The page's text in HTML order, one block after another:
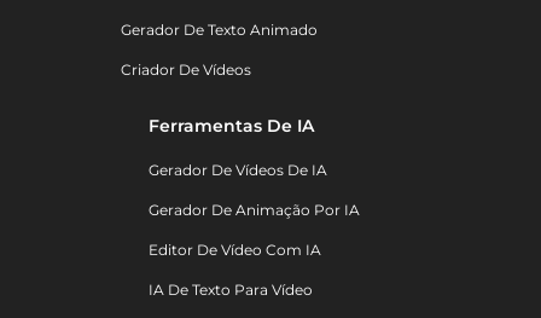
Gerador De Texto Animado
Criador De Vídeos
Ferramentas De IA
Gerador De Vídeos De IA
Gerador De Animação Por IA
Editor De Vídeo Com IA
IA De Texto Para Vídeo